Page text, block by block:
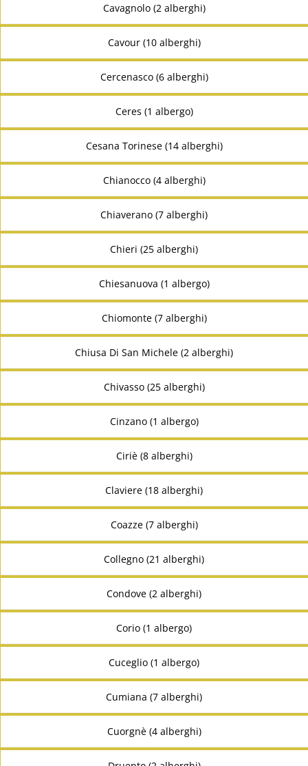
Cavagnolo (2 alberghi)
Cavour (10 alberghi)
Cercenasco (6 alberghi)
Ceres (1 albergo)
Cesana Torinese (14 alberghi)
Chianocco (4 alberghi)
Chiaverano (7 alberghi)
Chieri (25 alberghi)
Chiesanuova (1 albergo)
Chiomonte (7 alberghi)
Chiusa Di San Michele (2 alberghi)
Chivasso (25 alberghi)
Cinzano (1 albergo)
Ciriè (8 alberghi)
Claviere (18 alberghi)
Coazze (7 alberghi)
Collegno (21 alberghi)
Condove (2 alberghi)
Corio (1 albergo)
Cuceglio (1 albergo)
Cumiana (7 alberghi)
Cuorgnè (4 alberghi)